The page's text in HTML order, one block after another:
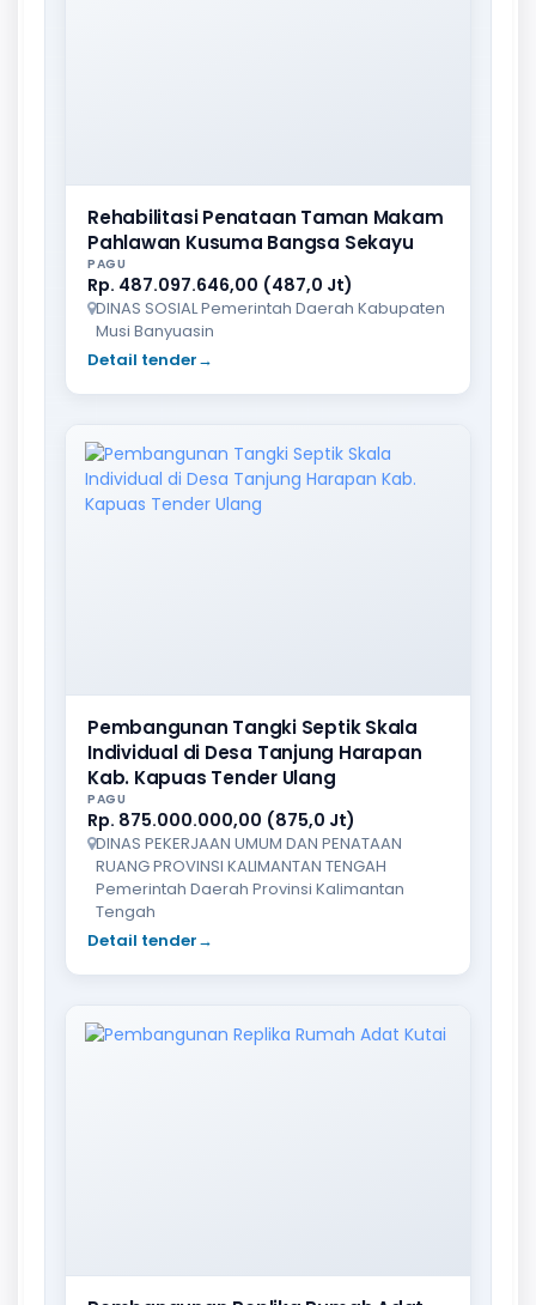
Rehabilitasi Penataan Taman Makam
Pahlawan Kusuma Bangsa Sekayu
PAGU
Rp. 487.097.646,00 (487,0 Jt)
DINAS SOSIAL Pemerintah Daerah Kabupaten
Musi Banyuasin
Detail tender→
Pembangunan Tangki Septik Skala
Individual di Desa Tanjung Harapan
Kab. Kapuas Tender Ulang
PAGU
Rp. 875.000.000,00 (875,0 Jt)
DINAS PEKERJAAN UMUM DAN PENATAAN
RUANG PROVINSI KALIMANTAN TENGAH
Pemerintah Daerah Provinsi Kalimantan
Tengah
Detail tender→